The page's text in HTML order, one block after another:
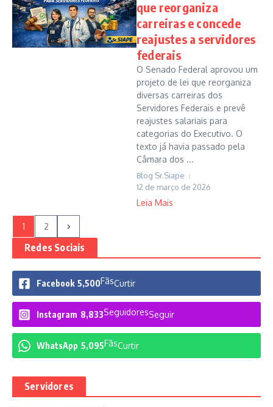
que reorganiza
carreiras e concede
reajustes a servidores
federais
O Senado Federal aprovou um
projeto de lei que reorganiza
diversas carreiras dos
Servidores Federais e prevê
reajustes salariais para
categorias do Executivo. O
texto já havia passado pela
Câmara dos ...
Blog Sr.Siape
12 de março de 2026
Leia Mais
1 2
Redes Sociais
Facebook 5,500FãsCurtir
Instagram 8,833SeguidoresSeguir
WhatsApp 5,095FãsCurtir
Servidores